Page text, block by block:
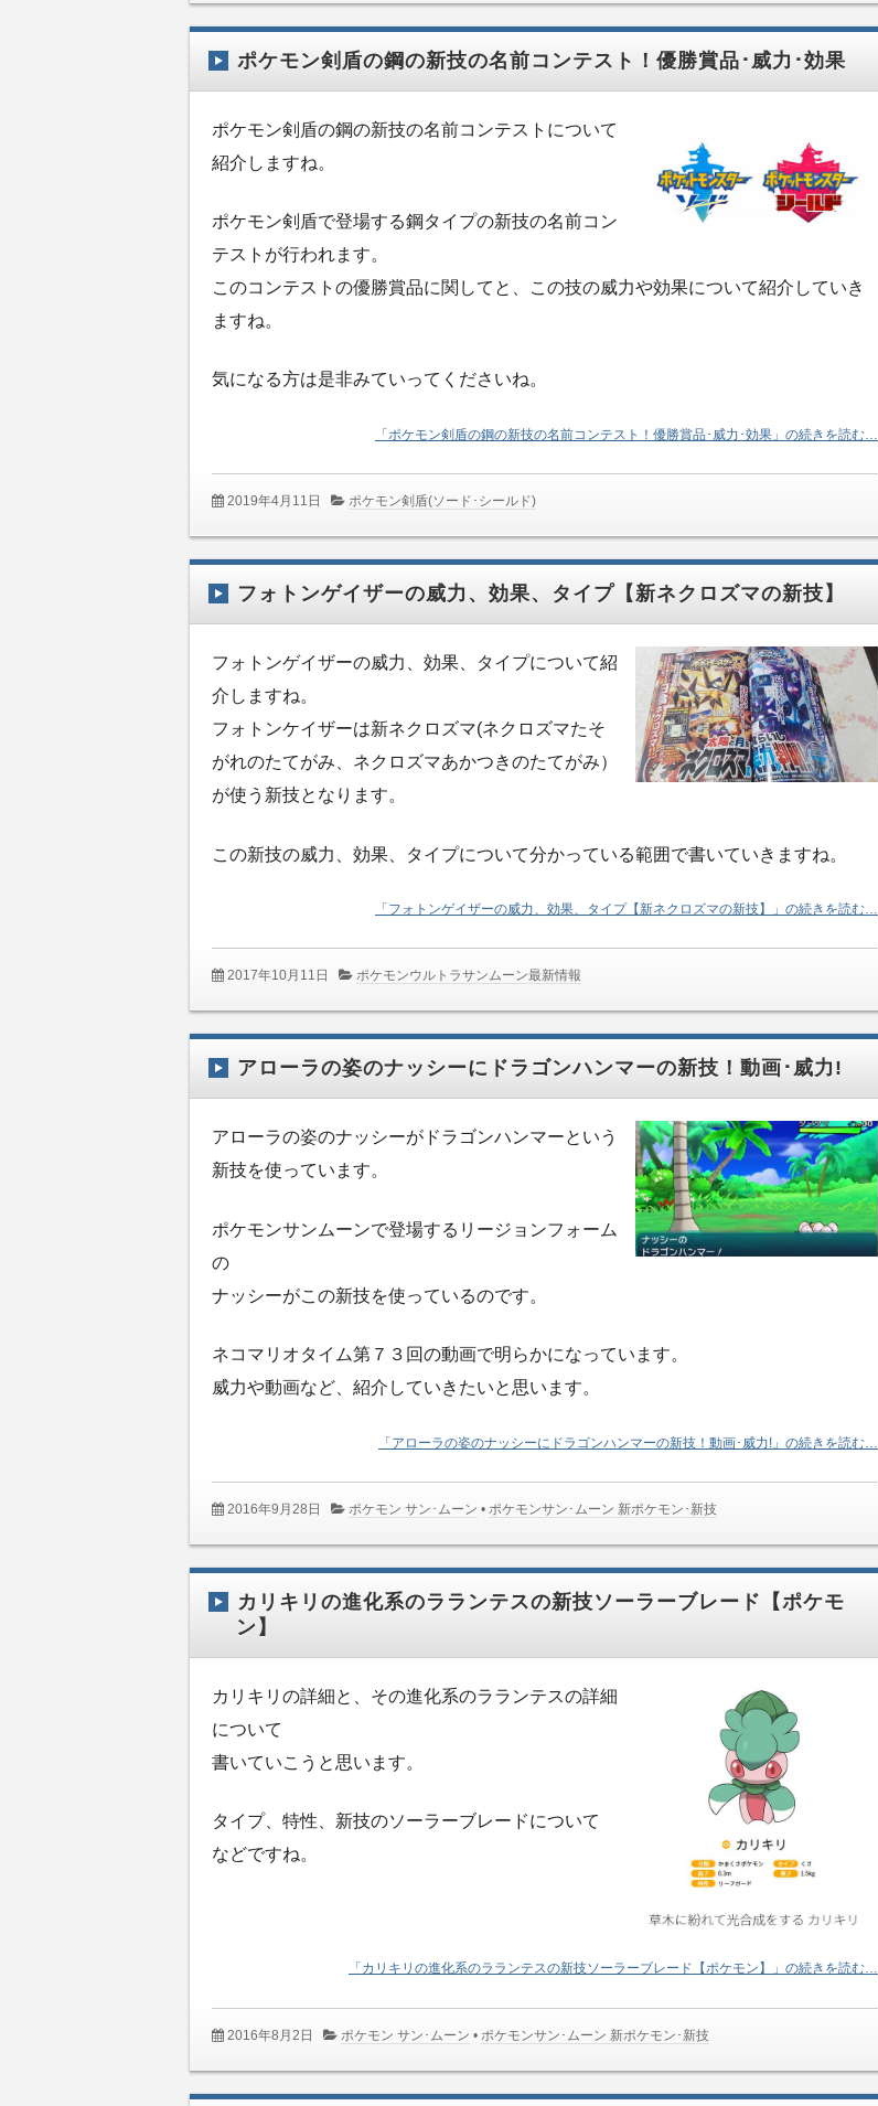
ポケモン剣盾の鋼の新技の名前コンテスト！優勝賞品･威力･効果
ポケモン剣盾の鋼の新技の名前コンテストについて
紹介しますね。
ポケモン剣盾で登場する鋼タイプの新技の名前コン
テストが行われます。
このコンテストの優勝賞品に関してと、この技の威力や効果について紹介していき
ますね。
気になる方は是非みていってくださいね。
「ポケモン剣盾の鋼の新技の名前コンテスト！優勝賞品･威力･効果」の続きを読む…
2019年4月11日 ポケモン剣盾(ソード･シールド)
フォトンゲイザーの威力、効果、タイプ【新ネクロズマの新技】
フォトンゲイザーの威力、効果、タイプについて紹
介しますね。
フォトンケイザーは新ネクロズマ(ネクロズマたそ
がれのたてがみ、ネクロズマあかつきのたてがみ）
が使う新技となります。
この新技の威力、効果、タイプについて分かっている範囲で書いていきますね。
「フォトンゲイザーの威力、効果、タイプ【新ネクロズマの新技】」の続きを読む…
2017年10月11日 ポケモンウルトラサンムーン最新情報
アローラの姿のナッシーにドラゴンハンマーの新技！動画･威力!
アローラの姿のナッシーがドラゴンハンマーという
新技を使っています。
ポケモンサンムーンで登場するリージョンフォーム
の
ナッシーがこの新技を使っているのです。
ネコマリオタイム第７３回の動画で明らかになっています。
威力や動画など、紹介していきたいと思います。
「アローラの姿のナッシーにドラゴンハンマーの新技！動画･威力!」の続きを読む…
2016年9月28日 ポケモン サン･ムーン •ポケモンサン･ムーン 新ポケモン･新技
カリキリの進化系のラランテスの新技ソーラーブレード【ポケモ
ン】
カリキリの詳細と、その進化系のラランテスの詳細
について
書いていこうと思います。
タイプ、特性、新技のソーラーブレードについて
などですね。
「カリキリの進化系のラランテスの新技ソーラーブレード【ポケモン】」の続きを読む…
2016年8月2日 ポケモン サン･ムーン • ポケモンサン･ムーン 新ポケモン･新技